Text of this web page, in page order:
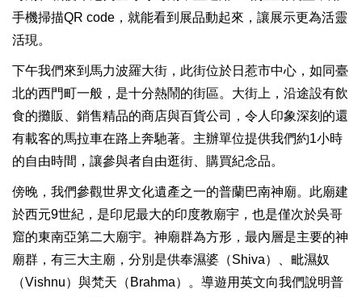
手機掃描QR code ，就能看到展品動起來，讓展示更為活靈
活現。
下午我們來到馬力波羅大街，此街位於日惹市中心，如同臺
北的西門町一般，是十分熱鬧的街區。大街上，沿途設有飲
食的攤販、銷售精品的商店與百貨公司，令人印象深刻的還
有載客的馬拉車在路上奔馳著。主辦單位提供我們約1小時
的自由時間，讓參與者自由逛街、購買紀念品。
傍晚，我們參觀世界文化遺產之一的普蘭巴南神廟。此廟建
於西元9世紀，是印尼最大的印度教廟宇，也是僅次於吳哥
窟的東南亞第二大廟宇。神廟群為方形，最內層是主要的神
廟群，有三大主廟，分別是供奉濕婆（Shiva）、毗濕奴
（Vishnu）與梵天（ Brahma）。導遊用英文向我們說明普